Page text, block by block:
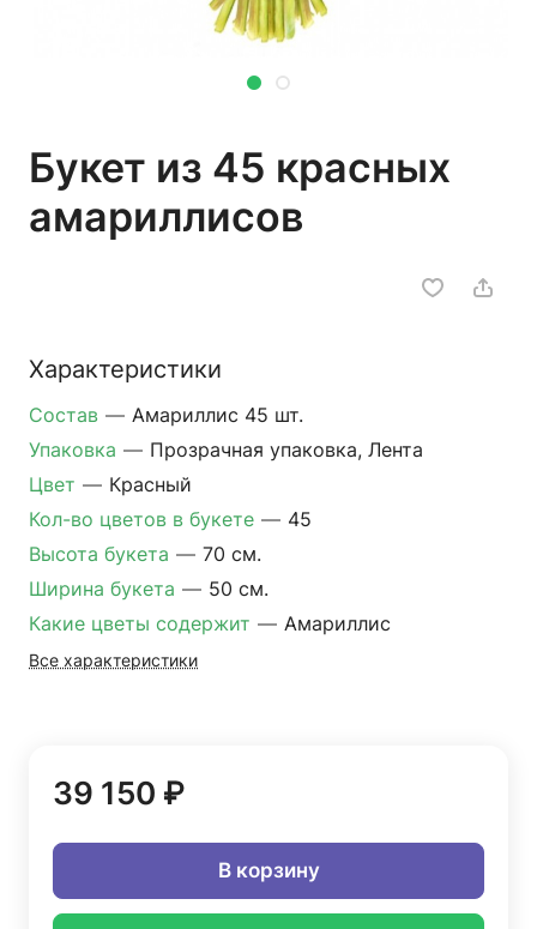
Букет из 45 красных
амариллисов
Характеристики
Состав — Амариллис 45 шт.
Упаковка — Прозрачная упаковка, Лента
Цвет — Красный
Кол-во цветов в букете — 45
Высота букета — 70 см.
Ширина букета — 50 см.
Какие цветы содержит — Амариллис
Все характеристики
39 150 ₽
В корзину